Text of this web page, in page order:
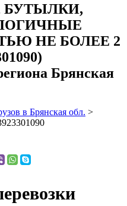
БУТЫЛКИ,
НЕ БОЛЕЕ 2
Брянская
в Брянская обл. >